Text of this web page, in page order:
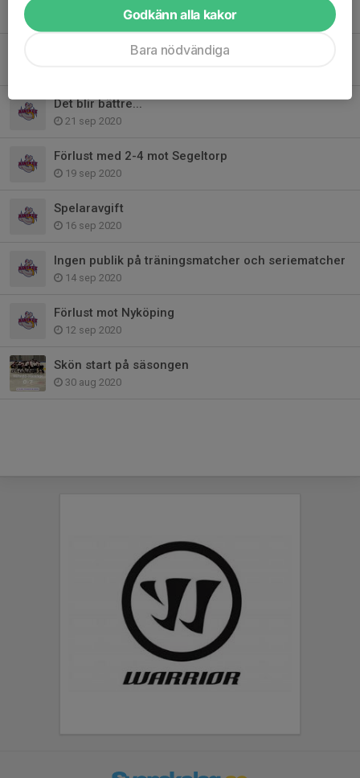
Ytterligare en förlust
Det blir bättre...
21 sep 2020
Förlust med 2-4 mot Segeltorp
19 sep 2020
Spelaravgift
16 sep 2020
Ingen publik på träningsmatcher och seriematcher
14 sep 2020
Förlust mot Nyköping
12 sep 2020
Skön start på säsongen
30 aug 2020
Godkänn alla kakor
Bara nödvändiga